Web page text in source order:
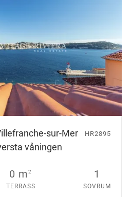
sur-Mer
våningen
HR2895
0 m2
TERRASS
1
SOVRUM